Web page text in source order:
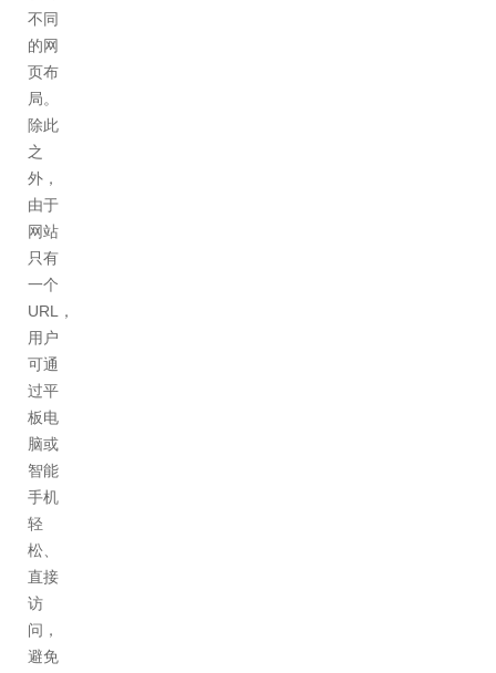
不同
的网
页布
局。
除此
之
外，
由于
网站
只有
一个
URL，
用户
可通
过平
板电
脑或
智能
手机
轻
松、
直接
访
问，
避免